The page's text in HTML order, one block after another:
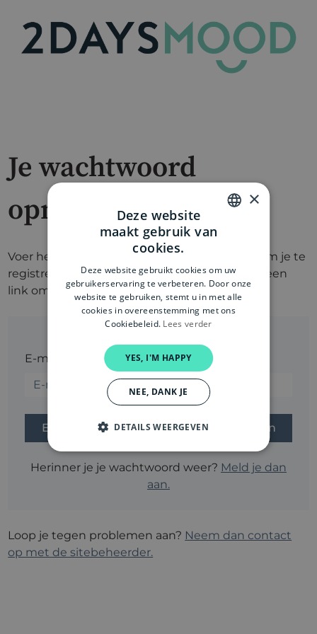
Je wachtwoord
opnieuw instellen
Voer het e-mailadres in dat je hebt gebruikt om je te
registreren. We sturen je dan een e-mail met een
link om je wachtwoord opnieuw in te stellen.
E-mail*
Herinner je je wachtwoord weer? Meld je dan
aan.
Loop je tegen problemen aan? Neem dan contact
op met de sitebeheerder.
DUTCH
×
Deze website
maakt gebruik van
cookies.
Deze website gebruikt cookies om uw
gebruikerservaring te verbeteren. Door onze
website te gebruiken, stemt u in met alle
cookies in overeenstemming met ons
Cookiebeleid. Lees verder
YES, I'M HAPPY
NEE, DANK JE
DETAILS WEERGEVEN